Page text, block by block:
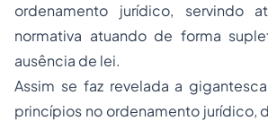
ordenamento jurídico, servindo
normativa atuando de forma
ausência de lei.
Assim se faz revelada a
princípios no ordenamento jurídico,